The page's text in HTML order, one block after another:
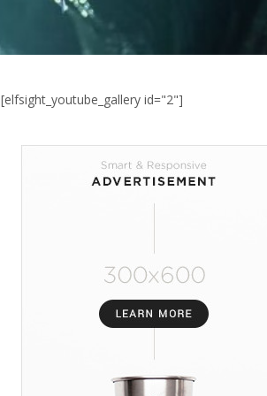
[elfsight_youtube_gallery id="2"]